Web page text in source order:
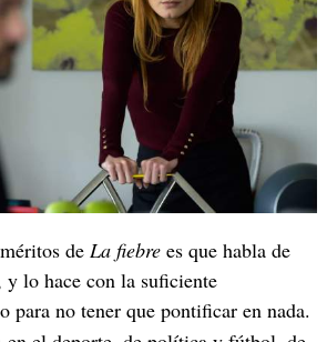
de La fiebrees que habla de
y lo hace con la suficiente
para no tener que pontificar en nada.